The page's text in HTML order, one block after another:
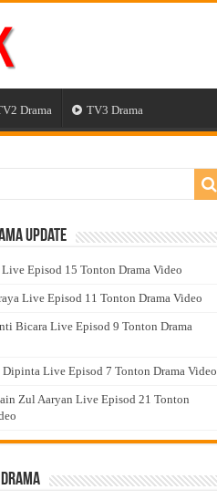
Drama TV3 Drama
Update
Episod 15 Tonton Drama Video
Live Episod 11 Tonton Drama Video
Bicara Live Episod 9 Tonton Drama
Dipinta Live Episod 7 Tonton Drama Video
Zul Aaryan Live Episod 21 Tonton